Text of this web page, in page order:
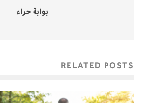
بوابة حراء
RELATED POSTS